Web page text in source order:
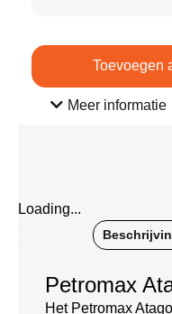
Toevoegen
Meer informatie
Loading...
Petromax
Het Petromax